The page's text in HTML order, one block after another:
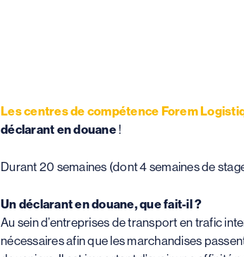
Les centres de compétence Forem
déclarant en douane!
Durant 20 semaines (dont 4 semaines de
Un déclarant en douane, que fait-il ?
Au sein d’entreprises de transport en trafic
nécessaires afin que les marchandises